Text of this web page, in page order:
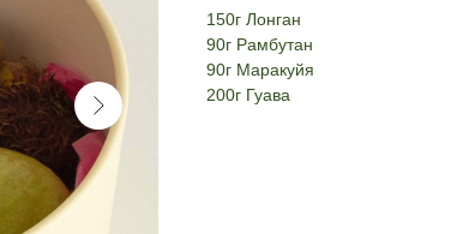
150г Лонган
90г Рамбутан
90г Маракуйя
200г Гуава